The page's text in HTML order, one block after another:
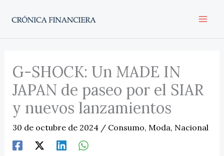
G-SHOCK: Un MADE IN
JAPAN de paseo por el SIAR
y nuevos lanzamientos
30 de octubre de 2024 / Consumo, Moda, Nacional